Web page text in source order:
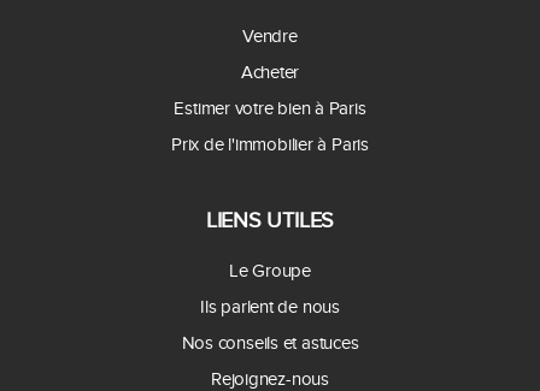
Vendre
Acheter
Estimer votre bien à Paris
Prix de l'immobilier à Paris
LIENS UTILES
Le Groupe
Ils parlent de nous
Nos conseils et astuces
Rejoignez-nous